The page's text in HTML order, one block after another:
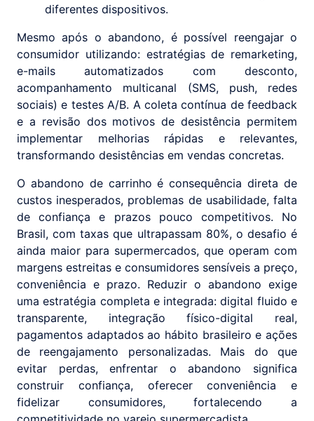
diferentes dispositivos.
Mesmo após o abandono, é possível reengajar o
consumidor utilizando: estratégias de remarketing,
e-mails automatizados com desconto,
acompanhamento multicanal (SMS, push, redes
sociais) e testes A/B. A coleta contínua de feedback
e a revisão dos motivos de desistência permitem
implementar melhorias rápidas e relevantes,
transformando desistências em vendas concretas.
O abandono de carrinho é consequência direta de
custos inesperados, problemas de usabilidade, falta
de confiança e prazos pouco competitivos. No
Brasil, com taxas que ultrapassam 80%, o desafio é
ainda maior para supermercados, que operam com
margens estreitas e consumidores sensíveis a preço,
conveniência e prazo. Reduzir o abandono exige
uma estratégia completa e integrada: digital fluido e
transparente, integração físico-digital real,
pagamentos adaptados ao hábito brasileiro e ações
de reengajamento personalizadas. Mais do que
evitar perdas, enfrentar o abandono significa
construir confiança, oferecer conveniência e
fidelizar consumidores, fortalecendo a